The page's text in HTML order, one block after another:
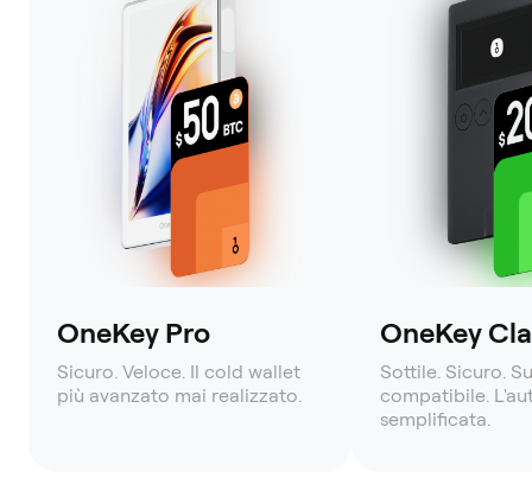
OneKey Pro
Sicuro. Veloce. Il cold wallet
più avanzato mai realizzato.
OneKey
Sottile. Sicuro.
compatibile.
semplificata.